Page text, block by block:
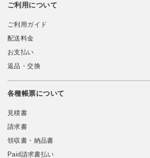
ご利用について
ご利用ガイド
配送料金
お支払い
返品・交換
各種帳票について
見積書
請求書
領収書・納品書
Paid請求書払い